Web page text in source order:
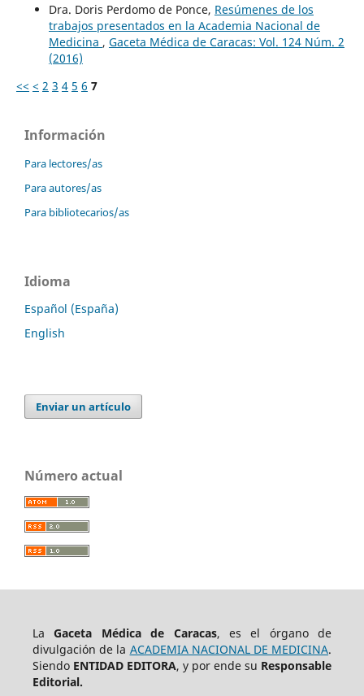
Dra. Doris Perdomo de Ponce, Resúmenes de los
trabajos presentados en la Academia Nacional de
Medicina , Gaceta Médica de Caracas: Vol. 124 Núm. 2
(2016)
<< < 2 3 4 5 6 7
Información
Para lectores/as
Para autores/as
Para bibliotecarios/as
Idioma
Español (España)
English
Enviar un artículo
Número actual
LaGaceta Médica de Caracas, es el órgano de
divulgación de la ACADEMIA NACIONAL DE MEDICINA.
Siendo ENTIDAD EDITORA, y por ende su Responsable
Editorial.